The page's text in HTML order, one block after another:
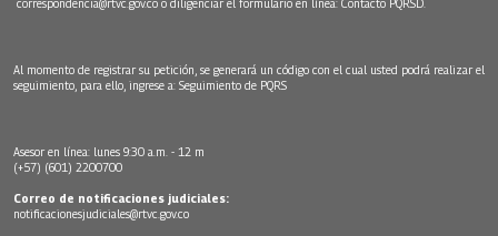
correspondencia@rtvc.gov.co o diligenciar el formulario en línea: Contacto PQRSD.
Al momento de registrar su petición, se generará un código con el cual usted podrá realizar el
seguimiento, para ello, ingrese a: Seguimiento de PQRS
Asesor en línea: lunes 9:30 a.m. - 12 m
(+57) (601) 2200700
Correo de notificaciones judiciales:
notificacionesjudiciales@rtvc.gov.co